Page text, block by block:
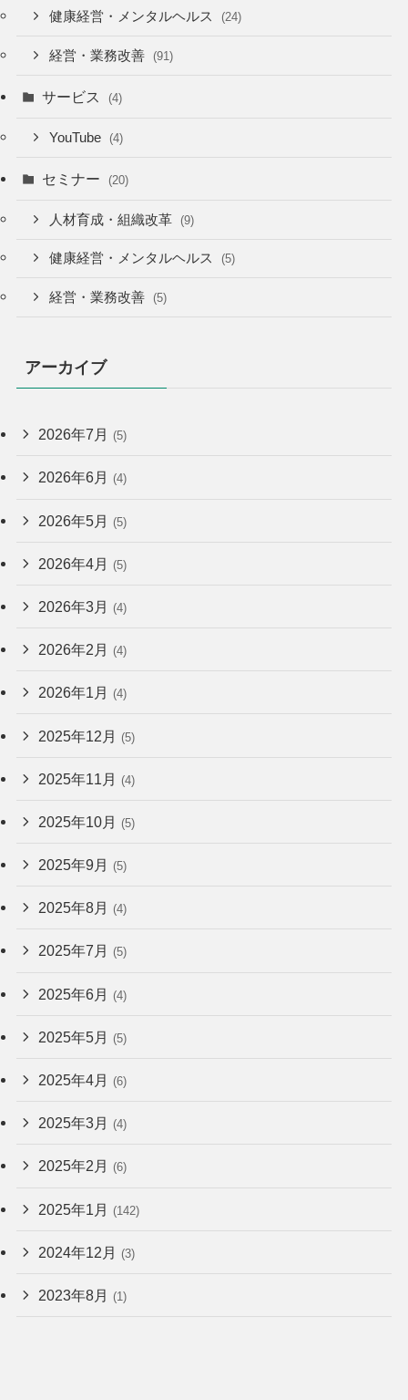
健康経営・メンタルヘルス (24)
経営・業務改善 (91)
サービス (4)
YouTube (4)
セミナー (20)
人材育成・組織改革 (9)
健康経営・メンタルヘルス (5)
経営・業務改善 (5)
アーカイブ
2026年7月 (5)
2026年6月 (4)
2026年5月 (5)
2026年4月 (5)
2026年3月 (4)
2026年2月 (4)
2026年1月 (4)
2025年12月 (5)
2025年11月 (4)
2025年10月 (5)
2025年9月 (5)
2025年8月 (4)
2025年7月 (5)
2025年6月 (4)
2025年5月 (5)
2025年4月 (6)
2025年3月 (4)
2025年2月 (6)
2025年1月 (142)
2024年12月 (3)
2023年8月 (1)